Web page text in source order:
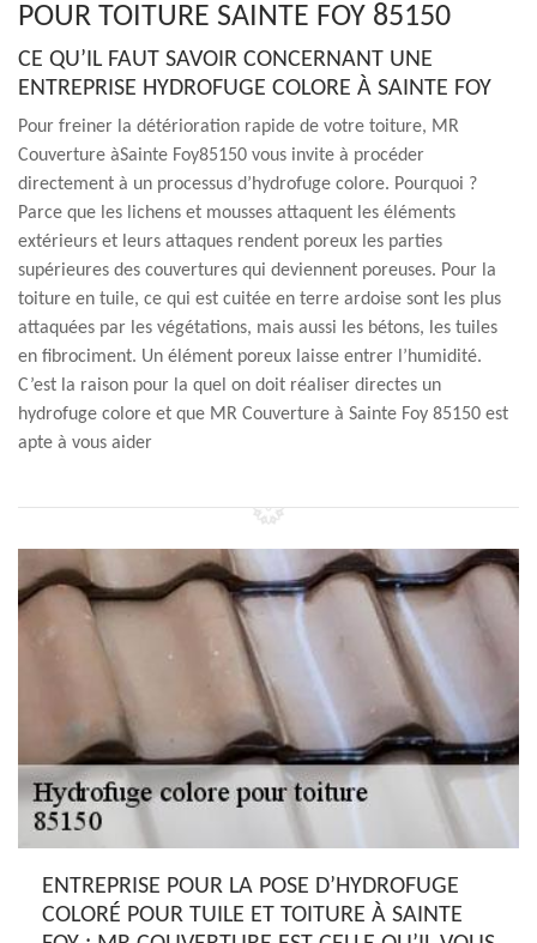
POUR TOITURE SAINTE FOY 85150
CE QU’IL FAUT SAVOIR CONCERNANT UNE
ENTREPRISE HYDROFUGE COLORE À SAINTE FOY
Pour freiner la détérioration rapide de votre toiture, MR
Couverture àSainte Foy85150 vous invite à procéder
directement à un processus d’hydrofuge colore. Pourquoi ?
Parce que les lichens et mousses attaquent les éléments
extérieurs et leurs attaques rendent poreux les parties
supérieures des couvertures qui deviennent poreuses. Pour la
toiture en tuile, ce qui est cuitée en terre ardoise sont les plus
attaquées par les végétations, mais aussi les bétons, les tuiles
en fibrociment. Un élément poreux laisse entrer l’humidité.
C’est la raison pour la quel on doit réaliser directes un
hydrofuge colore et que MR Couverture à Sainte Foy 85150 est
apte à vous aider
ENTREPRISE POUR LA POSE D’HYDROFUGE
COLORÉ POUR TUILE ET TOITURE À SAINTE